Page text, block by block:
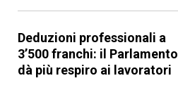
Deduzioni professionali a
3’500 franchi: il Parlamento
dà più respiro ai lavoratori